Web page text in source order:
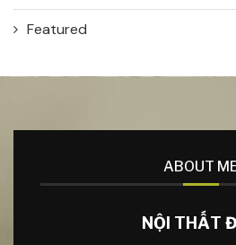
Featured
ABOUT
NỘI THẤT